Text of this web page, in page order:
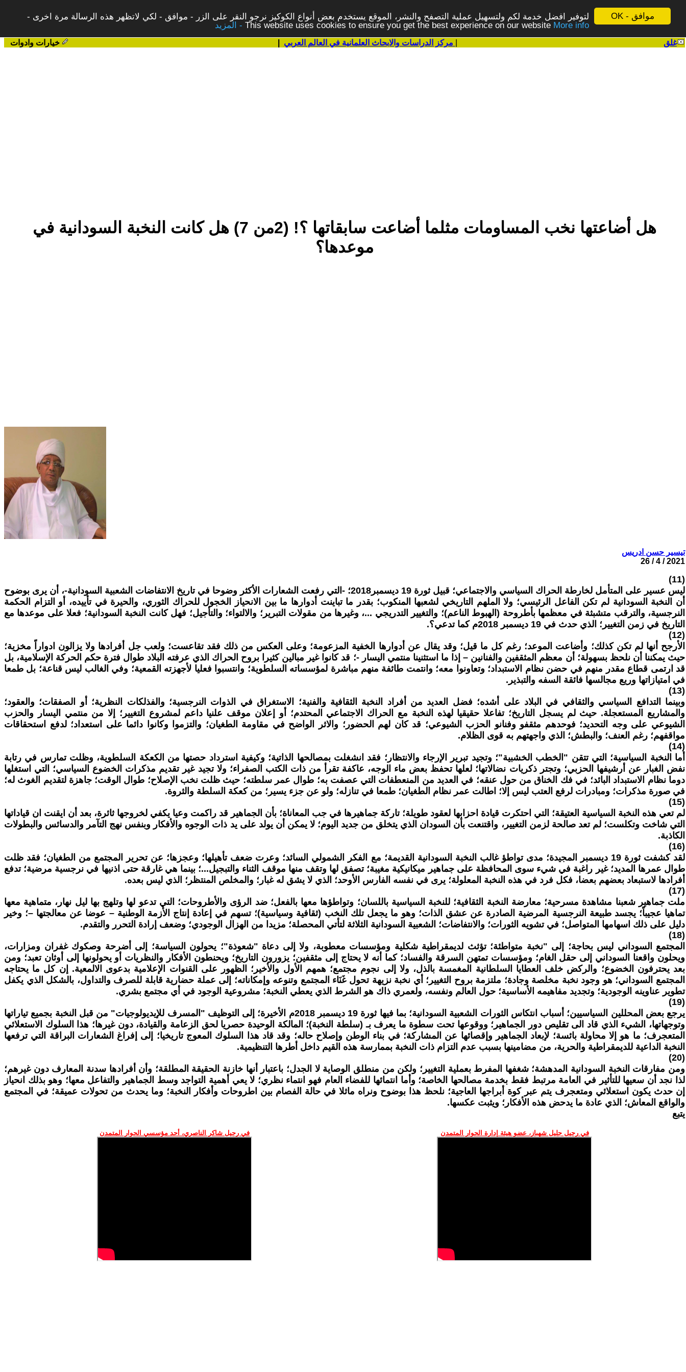
موافق - OK
لتوفير افضل خدمة لكم ولتسهيل عملية التصفح والنشر، الموقع يستخدم بعض أنواع الكوكيز نرجو النقر على الزر - موافق - لكي لاتظهر هذه الرسالة مرة اخرى -
This website uses cookies to ensure you get the best experience on our website More info - المزيد
غلق خيارات وادوات
هل أضاعتها نخب المساومات مثلما أضاعت سابقاتها ؟! (2من 7) هل كانت النخبة السودانية في
موعدها؟
تيسير حسن ادريس
2021 / 4 / 26
(11)
ليس عسير على المتأمل لخارطة الحراك السياسي والاجتماعي؛ قبيل ثورة 19 ديسمبر2018؛ -التي رفعت الشعارات الأكثر وضوحا في تاريخ الانتفاضات الشعبية السودانية-، أن يرى بوضوح
أن النخبة السودانية لم تكن الفاعل الرئيسي؛ ولا الملهم التاريخي لشعبها المنكوب؛ بقدر ما تباينت أدوارها ما بين الانحياز الخجول للحراك الثوري، والحيرة في تأييده، أو التزام الحكمة
النرجسية، والترقب متشبثة في معظمها بأطروحة (الهبوط الناعم)؛ والتغيير التدريجي ...، وغيرها من مقولات التبرير؛ والالتواء؛ والتأجيل؛ فهل كانت النخبة السودانية؛ فعلا على موعدها مع
التاريخ في زمن التغيير؛ الذي حدث في 19 ديسمبر 2018م كما تدعي؟.
(12)
الأرجح أنها لم تكن كذلك؛ وأضاعت الموعد؛ رغم كل ما قيل؛ وقد يقال عن أدوارها الخفية المزعومة؛ وعلى العكس من ذلك فقد تقاعست؛ ولعب جل أفرادها ولا يزالون ادواراً مخزية؛
حيث يمكننا أن نلحظ بسهولة؛ أن معظم المثقفين والفنانين – إذا ما استثنينا منتمي اليسار -؛ قد كانوا غير مبالين كثيرا بروح الحراك الذي عرفته البلاد طوال فترة حكم الحركة الإسلامية، بل
قد ارتمى قطاع مقدر منهم في حضن نظام الاستبداد؛ وتعاونوا معه؛ وانتمت طائفة منهم مباشرة لمؤسساته السلطوية؛ وانتسبوا فعليا لأجهزته القمعية؛ وفي الغالب ليس قناعة؛ بل طمعا
في امتيازاتها وريع مجالسها فائقة السفه والتبذير.
(13)
وبينما التدافع السياسي والثقافي في البلاد على أشده؛ فضل العديد من أفراد النخبة الثقافية والفنية؛ الاستغراق في الذوات النرجسية؛ والفذلكات النظرية؛ أو الصفقات؛ والعقود؛
والمشاريع المستعجلة. حيث لم يسجل التاريخ؛ تفاعلا حقيقيا لهذه النخبة مع الحراك الاجتماعي المحتدم؛ أو إعلان موقف علنيا داعم لمشروع التغيير؛ إلا من منتمي اليسار والحزب
الشيوعي على وجه التحديد؛ فوحدهم مثقفو وفنانو الحزب الشيوعي؛ قد كان لهم الحضور؛ والاثر الواضح في مقاومة الطغيان؛ والتزموا وكانوا دائما على استعداد؛ لدفع استحقاقات
مواقفهم؛ رغم العنف؛ والبطش؛ الذي واجهتهم به قوى الظلام.
(14)
أما النخبة السياسية؛ التي تتقن "الخطب الخشبية"؛ وتجيد تبرير الإرجاء والانتظار؛ فقد انشغلت بمصالحها الذاتية؛ وكيفية استرداد حصتها من الكعكة السلطوية، وظلت تمارس في رتابة
نفض الغبار عن أرشيفها الحزبي؛ وتجتر ذكريات نضالاتها؛ لعلها تحفظ بعض ماء الوجه، عاكفة تقرأ من ذات الكتب الصفراء؛ ولا تجيد غير تقديم مذكرات الخضوع السياسي؛ التي استغلها
دوما نظام الاستبداد البائد؛ في فك الخناق من حول عنقه؛ في العديد من المنعطفات التي عصفت به؛ طوال عمر سلطته؛ حيث ظلت نخب الإصلاح؛ طوال الوقت؛ جاهزة لتقديم الغوث له؛
في صورة مذكرات؛ ومبادرات لرفع العتب ليس إلا؛ اطالت عمر نظام الطغيان؛ طمعا في تنازله؛ ولو عن جزء يسير؛ من كعكة السلطة والثروة.
(15)
لم تعي هذه النخبة السياسية العتيقة؛ التي احتكرت قيادة احزابها لعقود طويلة؛ تاركة جماهيرها في جب المعاناة؛ بأن الجماهير قد راكمت وعيا يكفي لخروجها ثائرة، بعد أن ايقنت ان قياداتها
التي شاخت وتكلست؛ لم تعد صالحة لزمن التغيير، واقتنعت بأن السودان الذي يتخلق من جديد اليوم؛ لا يمكن أن يولد على يد ذات الوجوه والأفكار وبنفس نهج التآمر والدسائس والبطولات
الكاذبة.
(16)
لقد كشفت ثورة 19 ديسمبر المجيدة؛ مدى تواطؤ غالب النخبة السودانية القديمة؛ مع الفكر الشمولي السائد؛ وعرت ضعف تأهيلها؛ وعجزها؛ عن تحرير المجتمع من الطغيان؛ فقد ظلت
طوال عمرها المديد؛ غير راغبة في شيء سوى المحافظة على جماهير ميكانيكية مغيبة؛ تصفق لها وتقف منها موقف الثناء والتبجيل...؛ بينما هي غارقة حتى اذنيها في نرجسية مرضية؛ تدفع
أفرادها لاستبعاد بعضهم بعضا، فكل فرد في هذه النخبة المعلولة؛ يرى في نفسه الفارس الأوحد؛ الذي لا يشق له غبار؛ والمخلص المنتظر؛ الذي ليس بعده.
(17)
ملت جماهير شعبنا مشاهدة مسرحية؛ معارضة النخبة الثقافية؛ للنخبة السياسية باللسان؛ وتواطؤها معها بالفعل؛ ضد الرؤى والأطروحات؛ التي تدعو لها وتلهج بها ليل نهار، متماهية معها
تماهيا عجيباً؛ يجسد طبيعة النرجسية المرضية الصادرة عن عشق الذات؛ وهو ما يجعل تلك النخب (ثقافية وسياسية)؛ تسهم في إعادة إنتاج الأزمة الوطنية – عوضا عن معالجتها –؛ وخير
دليل على ذلك اسهامها المتواصل؛ في تشويه الثورات؛ والانتفاضات؛ الشعبية السودانية الثلاثة لتأتي المحصلة؛ مزيدا من الهزال الوجودي؛ وضعف إرادة التحرر والتقدم.
(18)
المجتمع السوداني ليس بحاجة؛ إلى "نخبة متواطئة؛ تؤثث لديمقراطية شكلية ومؤسسات معطوبة، ولا إلى دعاة "شعوذة"؛ يحولون السياسة؛ إلى أضرحة وصكوك غفران ومزارات،
ويحلون واقعنا السوداني إلى حقل الغام؛ ومؤسسات تمتهن السرقة والفساد؛ كما أنه لا يحتاج إلى مثقفين؛ يزورون التاريخ؛ ويحنطون الأفكار والنظريات أو يحولونها إلى أوثان تعبد؛ ومن
بعد يحترفون الخضوع؛ والركض خلف العطايا السلطانية المغمسة بالذل، ولا إلى نجوم مجتمع؛ همهم الأول والأخير؛ الظهور على القنوات الإعلامية بدعوى الالمعية. إن كل ما يحتاجه
المجتمع السوداني؛ هو وجود نخبة مخلصة وجادة؛ ملتزمة بروح التغيير؛ أي نخبة نزيهة تحول غَنَاء المجتمع وتنوعه وإمكاناته؛ إلى عملة حضارية قابلة للصرف والتداول، بالشكل الذي يكفل
تطوير عناوينه الوجودية؛ وتجديد مفاهيمه الأساسية؛ حول العالم ونفسه، ولعمري ذاك هو الشرط الذي يعطي النخبة؛ مشروعية الوجود في أي مجتمع بشري.
(19)
يرجع بعض المحللين السياسيين؛ أسباب انتكاس الثورات الشعبية السودانية؛ بما فيها ثورة 19 ديسمبر 2018م الأخيرة؛ إلى التوظيف "المسرف للإيديولوجيات" من قبل النخبة بجميع تياراتها
وتوجهاتها، الشيء الذي قاد الى تقليص دور الجماهير؛ ووقوعها تحت سطوة ما يعرف بـ (سلطة النخبة)؛ المالكة الوحيدة حصريا لحق الزعامة والقيادة، دون غيرها؛ هذا السلوك الاستعلائي
المتعجرف؛ ما هو إلا محاولة بائسة؛ لإبعاد الجماهير وإقصائها عن المشاركة؛ في بناء الوطن وإصلاح حاله؛ وقد قاد هذا السلوك المعوج تاريخيا؛ إلى إفراغ الشعارات البراقة التي ترفعها
النخبة الداعية للديمقراطية والحرية، من مضامينها بسبب عدم التزام ذات النخبة بممارسة هذه القيم داخل أطرها التنظيمية.
(20)
ومن مفارقات النخبة السودانية المدهشة؛ شغفها المفرط بعملية التغيير؛ ولكن من منطلق الوصاية لا الجدل؛ باعتبار أنها خازنة الحقيقة المطلقة؛ وأن أفرادها سدنة المعارف دون غيرهم؛
لذا نجد أن سعيها للتأثير في العامة مرتبط فقط بخدمة مصالحها الخاصة؛ وأما انتمائها للفضاء العام فهو انتماء نظري؛ لا يعي أهمية التواجد وسط الجماهير والتفاعل معها؛ وهو بذلك انحياز
إن حدث يكون استعلائي ومتعجرف يتم عبر كوة أبراجها العاجية؛ نلحظ هذا بوضوح ونراه ماثلا في حالة الفصام بين اطروحات وأفكار النخبة؛ وما يحدث من تحولات عميقة؛ في المجتمع
والواقع المعاش؛ الذي عادة ما يدحض هذه الأفكار؛ ويثبت عكسها.
يتبع
في رحيل جليل شهباز، عضو هيئة إدارة الحوار المتمدن في رحيل شاكر الناصري، أحد مؤسسي الحوار المتمدن